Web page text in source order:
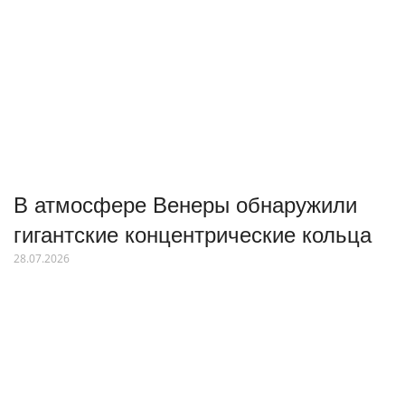
В атмосфере Венеры обнаружили
гигантские концентрические кольца
28.07.2026